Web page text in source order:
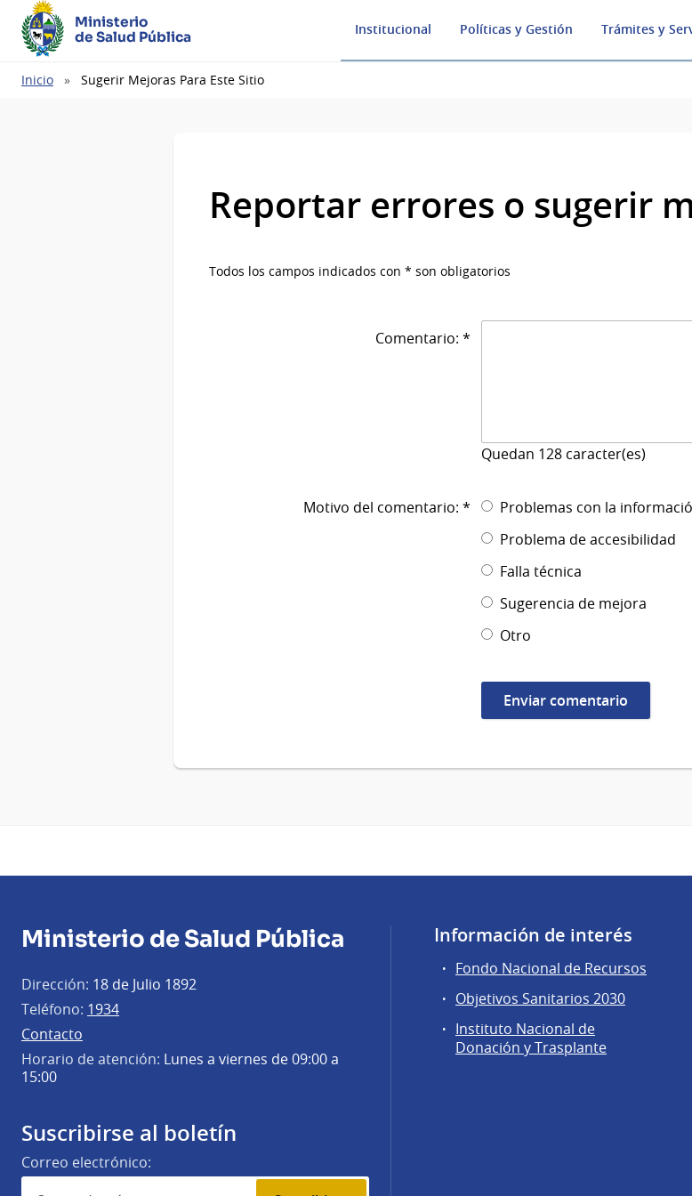
Ministerio
de Salud Pública
Institucional Políticas y Gestión Trámites y
Ruta
Inicio Sugerir Mejoras Para Este Sitio
Reportar errores o sugerir
Todos los campos indicados con * son obligatorios
Comentario: *
Quedan 128 caracter(es)
Motivo del comentario: *
Problemas con la
Problema de accesibilidad
Falla técnica
Sugerencia de mejora
Otro
Ministerio de Salud Pública
Dirección: 18 de Julio 1892
Teléfono: 1934
Contacto
Horario de atención: Lunes a viernes de 09:00 a
15:00
Suscribirse al boletín
Correo electrónico:
Información de interés
Fondo Nacional de Recursos
Objetivos Sanitarios 2030
Instituto Nacional de
Donación y Trasplante